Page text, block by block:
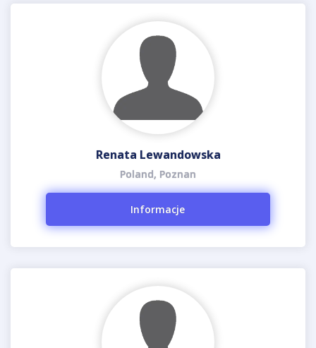
Renata Lewandowska
Poland, Poznan
Informacje